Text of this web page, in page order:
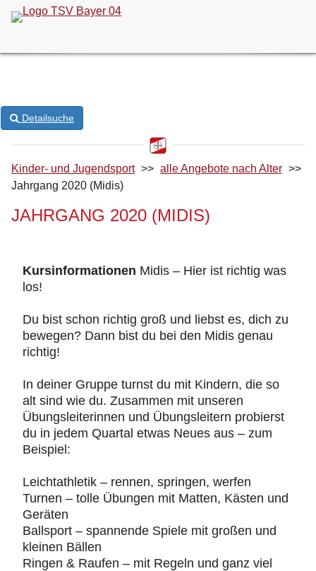
Detailsuche
Kinder- und Jugendsport >> alle Angebote nach Alter >>
Jahrgang 2020 (Midis)
JAHRGANG 2020 (MIDIS)
Kursinformationen Midis – Hier ist richtig was
los!
Du bist schon richtig groß und liebst es, dich zu
bewegen? Dann bist du bei den Midis genau
richtig!
In deiner Gruppe turnst du mit Kindern, die so
alt sind wie du. Zusammen mit unseren
Übungsleiterinnen und Übungsleitern probierst
du in jedem Quartal etwas Neues aus – zum
Beispiel:
Leichtathletik – rennen, springen, werfen
Turnen – tolle Übungen mit Matten, Kästen und
Geräten
Ballsport – spannende Spiele mit großen und
kleinen Bällen
Ringen & Raufen – mit Regeln und ganz viel